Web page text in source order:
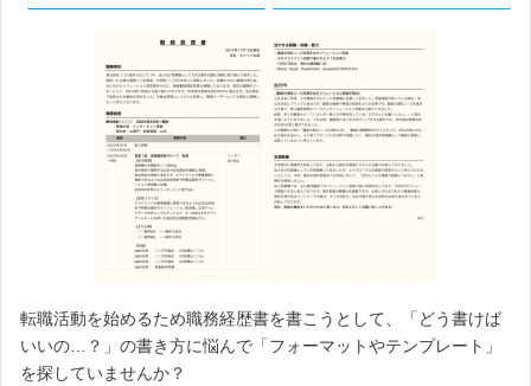
転職活動を始めるため職務経歴書を書こうとして、「どう書けば
いいの…？」の書き方に悩んで「フォーマットやテンプレート」
を探していませんか？